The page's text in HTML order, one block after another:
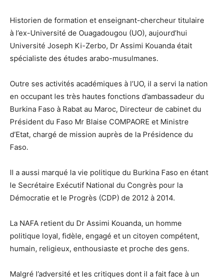
Historien de formation et enseignant-chercheur titulaire
à l’ex-Université de Ouagadougou (UO), aujourd’hui
Université Joseph Ki-Zerbo, Dr Assimi Kouanda était
spécialiste des études arabo-musulmanes.
Outre ses activités académiques à l’UO, il a servi la nation
en occupant les très hautes fonctions d’ambassadeur du
Burkina Faso à Rabat au Maroc, Directeur de cabinet du
Président du Faso Mr Blaise COMPAORE et Ministre
d’Etat, chargé de mission auprès de la Présidence du
Faso.
Il a aussi marqué la vie politique du Burkina Faso en étant
le Secrétaire Exécutif National du Congrès pour la
Démocratie et le Progrès (CDP) de 2012 à 2014.
La NAFA retient du Dr Assimi Kouanda, un homme
politique loyal, fidèle, engagé et un citoyen compétent,
humain, religieux, enthousiaste et proche des gens.
Malgré l’adversité et les critiques dont il a fait face à un